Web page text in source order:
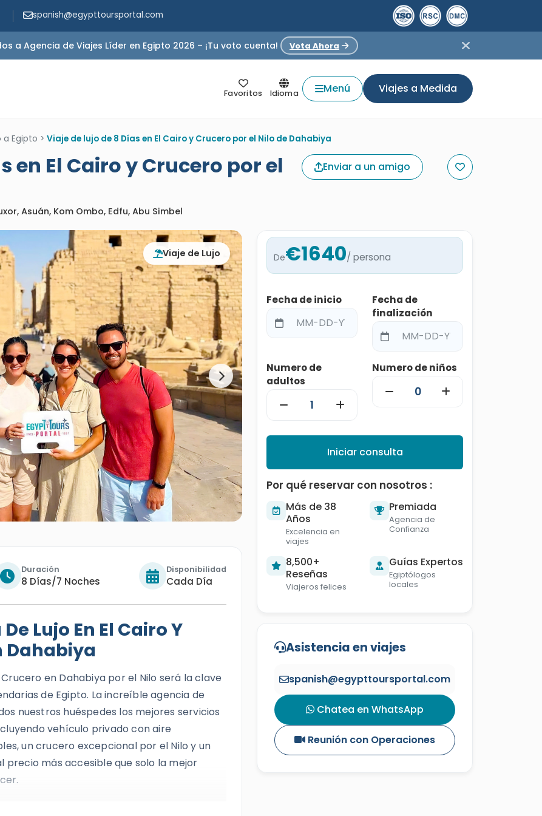
spanish@egypttoursportal.com
a Agencia de Viajes Líder en Egipto 2026 – ¡Tu voto cuenta! Vota Ahora
Favoritos Idioma Menú Viajes a Medida
a Egipto > Viaje de lujo de 8 Días en El Cairo y Crucero por el Nilo de Dahabiya
en El Cairo y Crucero por el
Enviar a un amigo
Asuán, Kom Ombo, Edfu, Abu Simbel
Viaje de Lujo
Duración
8 Días/7 Noches
Disponibilidad
Cada Día
Lujo En El Cairo Y
Dahabiya
en Dahabiya por el Nilo será la clave
de Egipto. La increíble agencia de
nuestros huéspedes los mejores servicios
vehículo privado con aire
un crucero excepcional por el Nilo y un
más accesible que solo la mejor
alto nivel de tranquilidad y encanto,
De€1640/ persona
Fecha de inicio
Fecha de
finalización
Numero de
adultos
Numero de niños
Iniciar consulta
Por qué reservar con nosotros :
Más de 38
Años
Excelencia en
viajes
Premiada
Agencia de
Confianza
8,500+
Reseñas
Viajeros felices
Guías Expertos
Egiptólogos
locales
Asistencia en viajes
spanish@egypttoursportal.com
Chatea en WhatsApp
Reunión con Operaciones